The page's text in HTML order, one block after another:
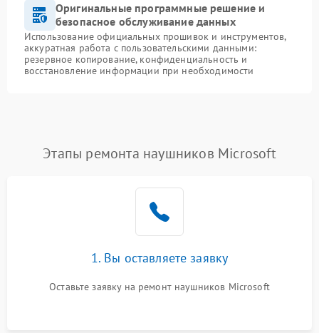
Оригинальные программные решение и
безопасное обслуживание данных
Использование официальных прошивок и инструментов,
аккуратная работа с пользовательскими данными:
резервное копирование, конфиденциальность и
восстановление информации при необходимости
Этапы ремонта наушников Microsoft
1. Вы оставляете заявку
Оставьте заявку на ремонт наушников Microsoft